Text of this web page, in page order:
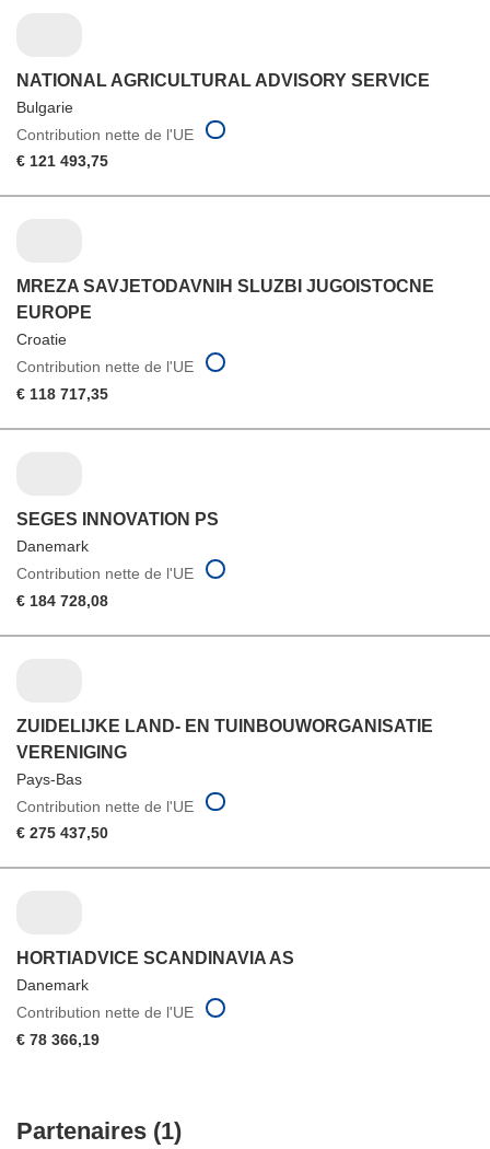
NATIONAL AGRICULTURAL ADVISORY SERVICE
Bulgarie
Contribution nette de l'UE
€ 121 493,75
MREZA SAVJETODAVNIH SLUZBI JUGOISTOCNE
EUROPE
Croatie
Contribution nette de l'UE
€ 118 717,35
SEGES INNOVATION PS
Danemark
Contribution nette de l'UE
€ 184 728,08
ZUIDELIJKE LAND- EN TUINBOUWORGANISATIE
VERENIGING
Pays-Bas
Contribution nette de l'UE
€ 275 437,50
HORTIADVICE SCANDINAVIA AS
Danemark
Contribution nette de l'UE
€ 78 366,19
Partenaires (1)